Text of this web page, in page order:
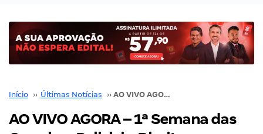
Início ›› Últimas Notícias ›› AO VIVO AGORA – 1ª Semana das Carreiras Policiais: Direito Administrativo e Direito Constitucional
AO VIVO AGORA – 1ª Semana das